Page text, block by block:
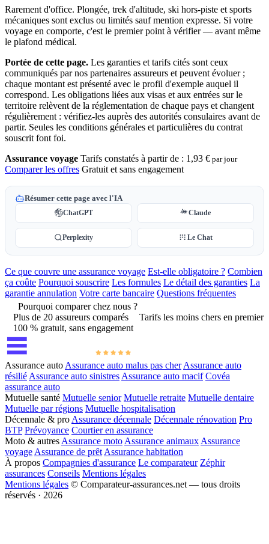
Rarement d'office. Plongée, trek d'altitude, ski hors-piste et sports
mécaniques sont exclus ou limités sauf mention expresse. Si votre
voyage en comporte, c'est le premier point à vérifier — avant même
le plafond médical.
Portée de cette page. Les garanties et tarifs cités sont ceux
communiqués par nos partenaires assureurs et peuvent évoluer ;
chaque montant est présenté avec le profil d'exemple auquel il
correspond. Les obligations liées aux visas et aux entrées sur le
territoire relèvent de la réglementation de chaque pays et changent
régulièrement : vérifiez-les auprès des autorités consulaires avant de
partir. Seules les conditions générales et particulières du contrat
souscrit font foi.
Assurance voyage Tarifs constatés à partir de : 1,93 € par jour
Comparer les offres Gratuit et sans engagement
Résumer cette page avec l'IA
ChatGPT Claude
Perplexity Le Chat
Ce que couvre une assurance voyage Est-elle obligatoire ? Combien
ça coûte Pourquoi souscrire Les formules Le détail des garanties La
garantie annulation Votre carte bancaire Questions fréquentes
Pourquoi comparer chez nous ?
Plus de 20 assureurs comparés
Tarifs les moins chers en premier
100 % gratuit, sans engagement
Assurance auto Assurance auto malus pas cher Assurance auto
résilié Assurance auto sinistres Assurance auto macif Covéa
assurance auto
Mutuelle santé Mutuelle senior Mutuelle retraite Mutuelle dentaire
Mutuelle par régions Mutuelle hospitalisation
Décennale & pro Assurance décennale Décennale rénovation Pro
BTP Prévoyance Courtier en assurance
Moto & autres Assurance moto Assurance animaux Assurance
voyage Assurance de prêt Assurance habitation
À propos Compagnies d'assurance Le comparateur Zéphir
assurances Conseils Mentions légales
Mentions légales © Comparateur-assurances.net — tous droits
réservés · 2026